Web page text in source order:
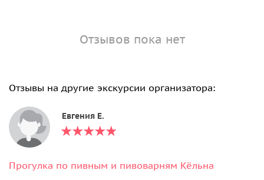
Отзывов пока нет
Отзывы на другие экскурсии организатора:
Евгения Е.
Прогулка по пивным и пивоварням Кёльна